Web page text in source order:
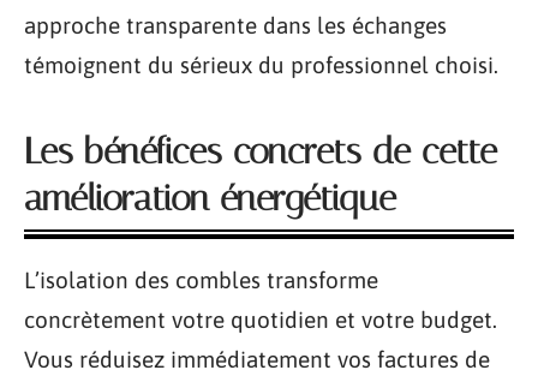
approche transparente dans les échanges
témoignent du sérieux du professionnel choisi.
Les bénéfices concrets de cette
amélioration énergétique
L’isolation des combles transforme
concrètement votre quotidien et votre budget.
Vous réduisez immédiatement vos factures de